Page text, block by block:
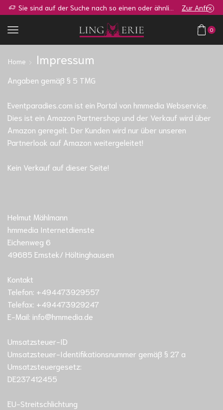
Zur Anfrage
0
Home Impressum
Angaben gemäß § 5 TMG
Eventparadies.com ist ein Portal von hmmedia Webservice.
Dies ist ein Amazon Partnershop und der Verkauf wird über
Amazon geregelt. Der Kunden wird nur über unseren
Partnerlook auf Amazon weitergeleitet!
Kein Verkauf auf dieser Seite!
Helmut Mählmann
hmmedia Internetdienste
Eichenweg 6
49685 Emstek/ Höltinghausen
Kontakt
Telefon: +494473929557
Telefax: +494473929247
E-Mail: info@hmmedia.de
Umsatzsteuer-ID
Umsatzsteuer-Identifikationsnummer gemäß § 27 a
Umsatzsteuergesetz:
DE237412455
EU-Streitschlichtung